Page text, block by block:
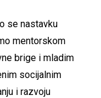
se nastavku
mentorskom
brige i mladim
socijalnim
i razvoju